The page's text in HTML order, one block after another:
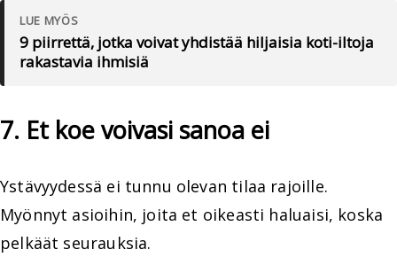
LUE MYÖS
9 piirrettä, jotka voivat yhdistää hiljaisia koti-iltoja
rakastavia ihmisiä
7. Et koe voivasi sanoa ei
Ystävyydessä ei tunnu olevan tilaa rajoille.
Myönnyt asioihin, joita et oikeasti haluaisi, koska
pelkäät seurauksia.